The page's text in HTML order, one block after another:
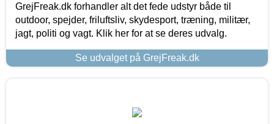
GrejFreak.dk forhandler alt det fede udstyr både til
outdoor, spejder, friluftsliv, skydesport, træning, militær,
jagt, politi og vagt. Klik her for at se deres udvalg.
Se udvalget på GrejFreak.dk